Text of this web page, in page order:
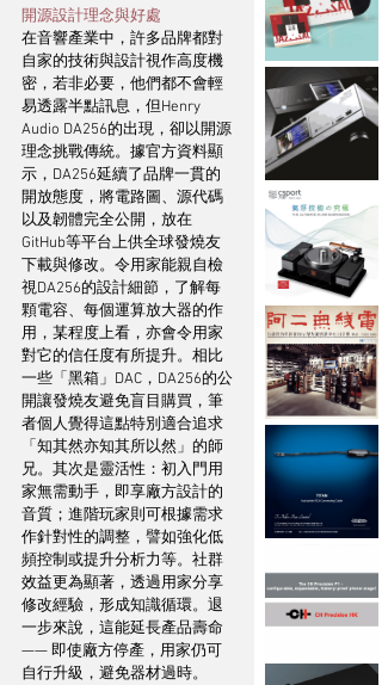
開源設計理念與好處
在音響產業中，許多品牌都對
自家的技術與設計視作高度機
密，若非必要，他們都不會輕
易透露半點訊息，但Henry
Audio DA256的出現，卻以開源
理念挑戰傳統。據官方資料顯
示，DA256延續了品牌一貫的
開放態度，將電路圖、源代碼
以及韌體完全公開，放在
GitHub等平台上供全球發燒友
下載與修改。令用家能親自檢
視DA256的設計細節，了解每
顆電容、每個運算放大器的作
用，某程度上看，亦會令用家
對它的信任度有所提升。相比
一些「黑箱」DAC，DA256的公
開讓發燒友避免盲目購買，筆
者個人覺得這點特別適合追求
「知其然亦知其所以然」的師
兄。其次是靈活性：初入門用
家無需動手，即享廠方設計的
音質；進階玩家則可根據需求
作針對性的調整，譬如強化低
頻控制或提升分析力等。社群
效益更為顯著，透過用家分享
修改經驗，形成知識循環。退
一步來說，這能延長產品壽命
—— 即使廠方停產，用家仍可
自行升級，避免器材過時。